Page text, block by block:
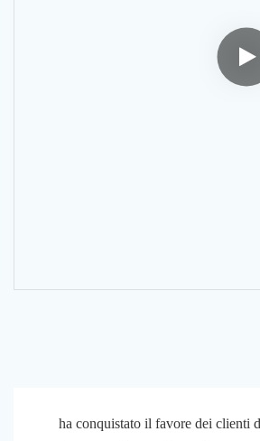
ha conquistato il favore dei clienti